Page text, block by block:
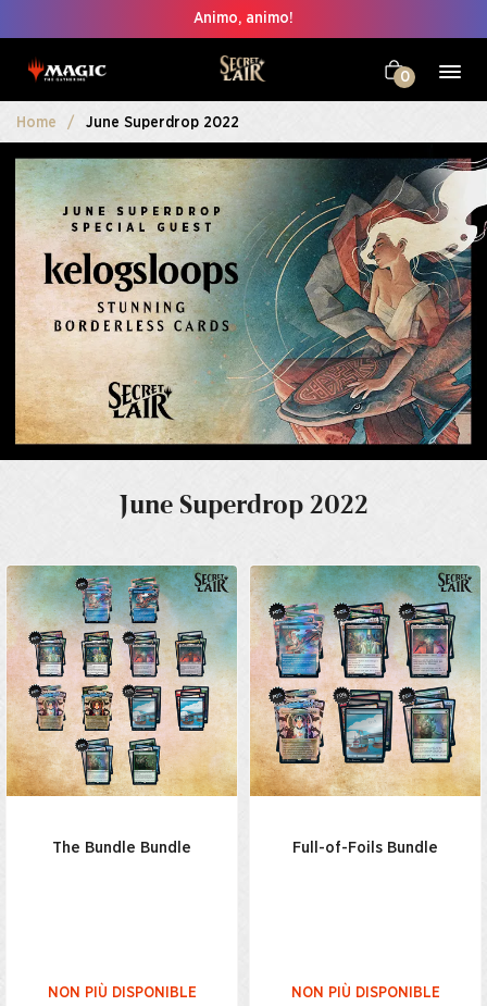
Animo, animo!
0
Home June Superdrop 2022
June Superdrop 2022
The Bundle Bundle
NON PIÙ DISPONIBLE
Full-of-Foils Bundle
NON PIÙ DISPONIBLE